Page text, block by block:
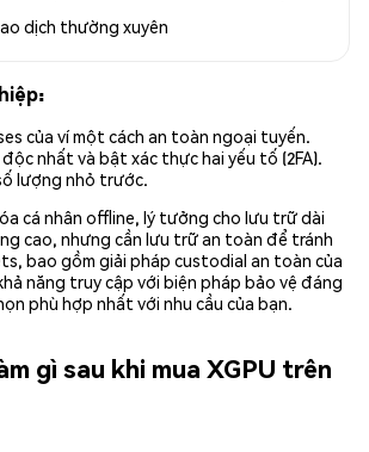
dịch thường xuyên
của ví một cách an toàn ngoại tuyến.
nhất và bật xác thực hai yếu tố (2FA).
lượng nhỏ trước.
cá nhân offline, lý tưởng cho lưu trữ dài
cao, nhưng cần lưu trữ an toàn để tránh
bao gồm giải pháp custodial an toàn của
năng truy cập với biện pháp bảo vệ đáng
phù hợp nhất với nhu cầu của bạn.
gì sau khi mua XGPU trên